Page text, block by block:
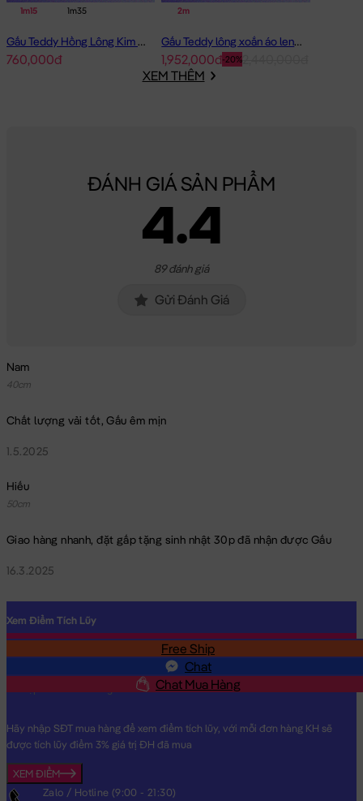
1m15 1m35
Gấu Teddy Hồng Lông Kim Chồn Đeo Nơ Hồng Pink Girl
760,000đ
2m
Gấu Teddy lông xoắn áo len Choco 2m - Hàng Nhập
-20%
1,952,000đ
XEM THÊM
ĐÁNH GIÁ SẢN PHẨM
4.4
89 đánh giá
Gửi Đánh Giá
Nam
40cm
Chất lượng vải tốt, Gấu êm mịn
1.5.2025
Hiếu
50cm
Giao hàng nhanh, đặt gấp tặng sinh nhật 30p đã nhận được Gấu
16.3.2025
Free Ship
Chat
Chat Mua Hàng
Xem Điểm Tích Lũy
Hãy nhập SĐT mua hàng để xem điểm tích lũy, với mỗi đơn hàng KH sẽ
được tích lũy điểm 3% giá trị ĐH đã mua
XEM ĐIỂM
Zalo / Hotline (9:00 - 21:30)